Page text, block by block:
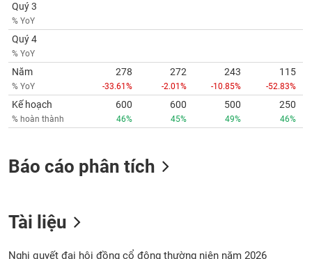
Quý 3
% YoY
Quý 4
% YoY
Năm
% YoY
278
-33.61%
272
-2.01%
243
-10.85%
115
-52.83%
Kế hoạch
% hoàn thành
600
46%
600
45%
500
49%
250
46%
Báo cáo phân tích
Tài liệu
Nghị quyết đại hội đồng cổ đông thường niên năm 2026
Thuật
ngữ
(-)
Dịch
vụ
(-)
tạo